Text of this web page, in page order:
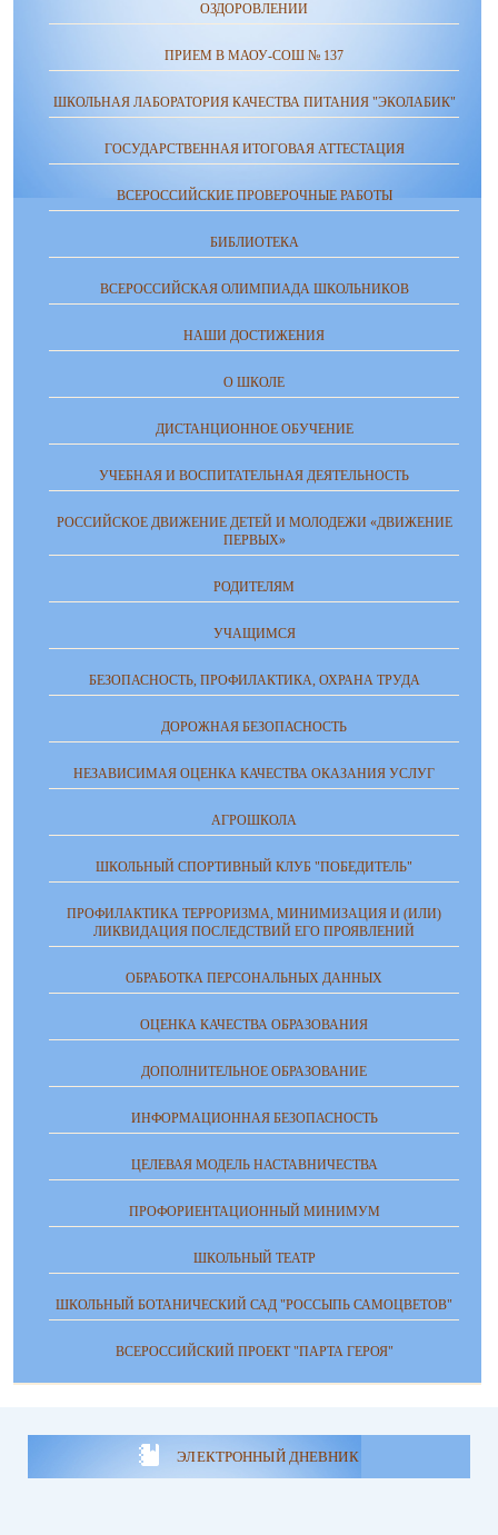
ОЗДОРОВЛЕНИИ
ПРИЕМ В МАОУ-СОШ № 137
ШКОЛЬНАЯ ЛАБОРАТОРИЯ КАЧЕСТВА ПИТАНИЯ "ЭКОЛАБИК"
ГОСУДАРСТВЕННАЯ ИТОГОВАЯ АТТЕСТАЦИЯ
ВСЕРОССИЙСКИЕ ПРОВЕРОЧНЫЕ РАБОТЫ
БИБЛИОТЕКА
ВСЕРОССИЙСКАЯ ОЛИМПИАДА ШКОЛЬНИКОВ
НАШИ ДОСТИЖЕНИЯ
О ШКОЛЕ
ДИСТАНЦИОННОЕ ОБУЧЕНИЕ
УЧЕБНАЯ И ВОСПИТАТЕЛЬНАЯ ДЕЯТЕЛЬНОСТЬ
РОССИЙСКОЕ ДВИЖЕНИЕ ДЕТЕЙ И МОЛОДЕЖИ «ДВИЖЕНИЕ
ПЕРВЫХ»
РОДИТЕЛЯМ
УЧАЩИМСЯ
БЕЗОПАСНОСТЬ, ПРОФИЛАКТИКА, ОХРАНА ТРУДА
ДОРОЖНАЯ БЕЗОПАСНОСТЬ
НЕЗАВИСИМАЯ ОЦЕНКА КАЧЕСТВА ОКАЗАНИЯ УСЛУГ
АГРОШКОЛА
ШКОЛЬНЫЙ СПОРТИВНЫЙ КЛУБ "ПОБЕДИТЕЛЬ"
ПРОФИЛАКТИКА ТЕРРОРИЗМА, МИНИМИЗАЦИЯ И (ИЛИ)
ЛИКВИДАЦИЯ ПОСЛЕДСТВИЙ ЕГО ПРОЯВЛЕНИЙ
ОБРАБОТКА ПЕРСОНАЛЬНЫХ ДАННЫХ
ОЦЕНКА КАЧЕСТВА ОБРАЗОВАНИЯ
ДОПОЛНИТЕЛЬНОЕ ОБРАЗОВАНИЕ
ИНФОРМАЦИОННАЯ БЕЗОПАСНОСТЬ
ЦЕЛЕВАЯ МОДЕЛЬ НАСТАВНИЧЕСТВА
ПРОФОРИЕНТАЦИОННЫЙ МИНИМУМ
ШКОЛЬНЫЙ ТЕАТР
ШКОЛЬНЫЙ БОТАНИЧЕСКИЙ САД "РОССЫПЬ САМОЦВЕТОВ"
ВСЕРОССИЙСКИЙ ПРОЕКТ "ПАРТА ГЕРОЯ"
ЭЛЕКТРОННЫЙ ДНЕВНИК